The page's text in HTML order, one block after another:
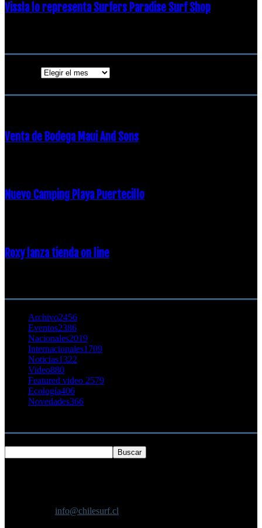
Vissla lo representa Surfers Paradise Surf Shop
Venta de Bodega Maui And Sons
Nuevo Camping Playa Puertecillo
Roxy lanza tienda on line
Archivo2456
Eventos2386
Nacionales2019
Internacionales1709
Noticias1322
Video880
Featured video 2579
Ecología406
Novedades366
info@chilesurf.cl